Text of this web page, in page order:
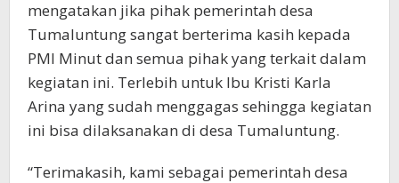
mengatakan jika pihak pemerintah desa
Tumaluntung sangat berterima kasih kepada
PMI Minut dan semua pihak yang terkait dalam
kegiatan ini. Terlebih untuk Ibu Kristi Karla
Arina yang sudah menggagas sehingga kegiatan
ini bisa dilaksanakan di desa Tumaluntung.
“Terimakasih, kami sebagai pemerintah desa